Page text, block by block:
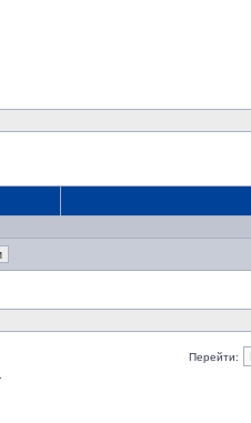
Перейти: